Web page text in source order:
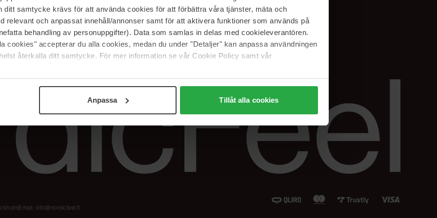
ditt samtycke krävs för att använda cookies för att förbättra våra tjänster, mäta och
relevant och anpassat innehåll/annonser samt för att aktivera funktioner som används på
behandling av personuppgifter). Data som samlas in delas med cookieleverantören.
cookies" accepterar du alla cookies, medan du under "Detaljer" kan anpassa användningen
återkalla ditt samtycke. För mer information se vår Cookie Policy samt vår
Anpassa Tillåt alla cookies
The Beauty Edit
Työskentele
NordicFeel Groupissa
reklamaatiot
Facebook
LinkedIn
Email: info@nordicfeel.fi